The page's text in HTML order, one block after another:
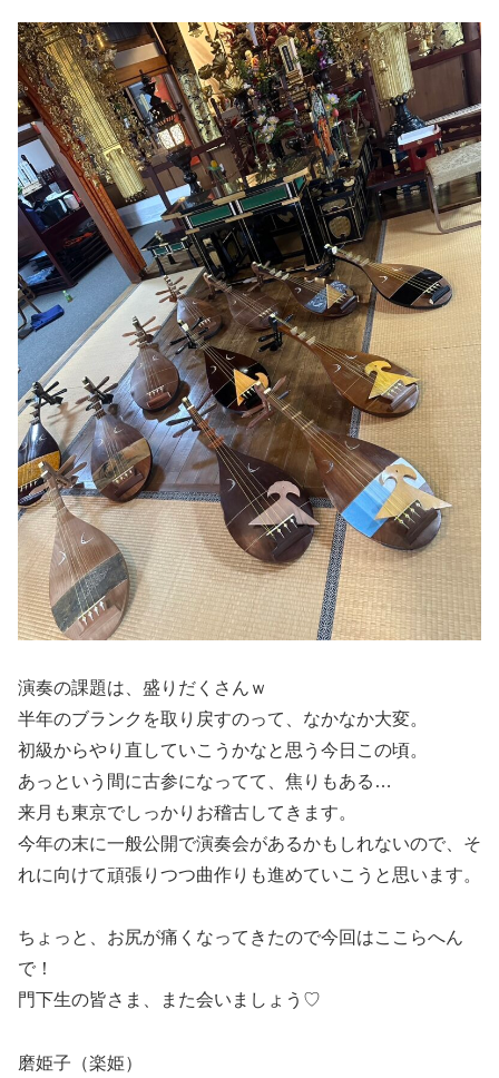
演奏の課題は、盛りだくさんｗ
半年のブランクを取り戻すのって、なかなか大変。
初級からやり直していこうかなと思う今日この頃。
あっという間に古参になってて、焦りもある…
来月も東京でしっかりお稽古してきます。
今年の末に一般公開で演奏会があるかもしれないので、そ
れに向けて頑張りつつ曲作りも進めていこうと思います。
ちょっと、お尻が痛くなってきたので今回はここらへん
で！
門下生の皆さま、また会いましょう♡
磨姫子（楽姫）